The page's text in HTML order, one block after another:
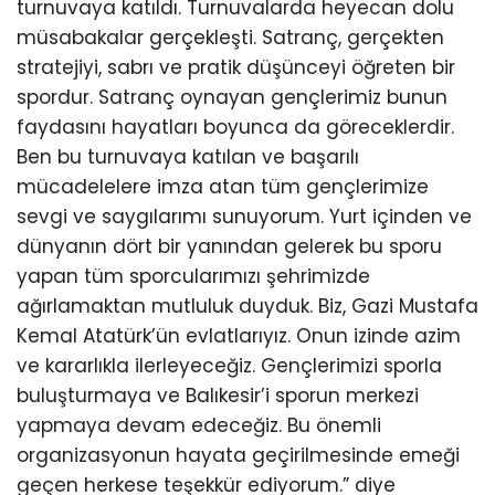
turnuvaya katıldı. Turnuvalarda heyecan dolu
müsabakalar gerçekleşti. Satranç, gerçekten
stratejiyi, sabrı ve pratik düşünceyi öğreten bir
spordur. Satranç oynayan gençlerimiz bunun
faydasını hayatları boyunca da göreceklerdir.
Ben bu turnuvaya katılan ve başarılı
mücadelelere imza atan tüm gençlerimize
sevgi ve saygılarımı sunuyorum. Yurt içinden ve
dünyanın dört bir yanından gelerek bu sporu
yapan tüm sporcularımızı şehrimizde
ağırlamaktan mutluluk duyduk. Biz, Gazi Mustafa
Kemal Atatürk’ün evlatlarıyız. Onun izinde azim
ve kararlıkla ilerleyeceğiz. Gençlerimizi sporla
buluşturmaya ve Balıkesir’i sporun merkezi
yapmaya devam edeceğiz. Bu önemli
organizasyonun hayata geçirilmesinde emeği
geçen herkese teşekkür ediyorum.” diye